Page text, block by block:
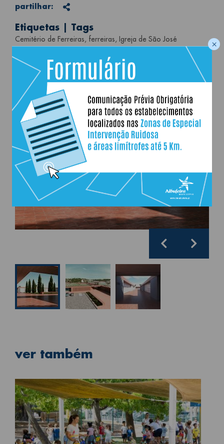
partilhar: Partilhar
Etiquetas | Tags
Cemitério de Ferreiras ferreiras Igreja de São José
ver também
×